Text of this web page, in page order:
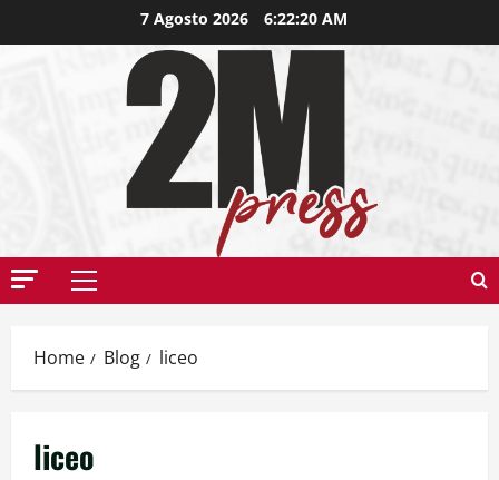
7 Agosto 2026 6:22:20 AM
Home Blog liceo
liceo